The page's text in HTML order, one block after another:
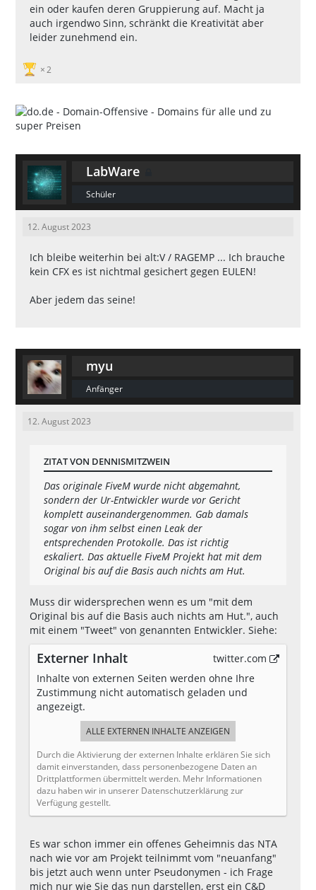
ein oder kaufen deren Gruppierung auf. Macht ja
auch irgendwo Sinn, schränkt die Kreativität aber
leider zunehmend ein.
2
LabWare
Schüler
12. August 2023
Ich bleibe weiterhin bei alt:V / RAGEMP ... Ich brauche
kein CFX es ist nichtmal gesichert gegen EULEN!
Aber jedem das seine!
myu
Anfänger
12. August 2023
ZITAT VON DENNISMITZWEIN
Das originale FiveM wurde nicht abgemahnt,
sondern der Ur-Entwickler wurde vor Gericht
komplett auseinandergenommen. Gab damals
sogar von ihm selbst einen Leak der
entsprechenden Protokolle. Das ist richtig
eskaliert. Das aktuelle FiveM Projekt hat mit dem
Original bis auf die Basis auch nichts am Hut.
Muss dir widersprechen wenn es um "mit dem
Original bis auf die Basis auch nichts am Hut.", auch
mit einem "Tweet" von genannten Entwickler. Siehe:
Externer Inhalt
twitter.com
Inhalte von externen Seiten werden ohne Ihre
Zustimmung nicht automatisch geladen und
angezeigt.
ALLE EXTERNEN INHALTE ANZEIGEN
Durch die Aktivierung der externen Inhalte erklären Sie sich
damit einverstanden, dass personenbezogene Daten an
Drittplattformen übermittelt werden. Mehr Informationen
dazu haben wir in unserer Datenschutzerklärung zur
Verfügung gestellt.
Es war schon immer ein offenes Geheimnis das NTA
nach wie vor am Projekt teilnimmt vom "neuanfang"
bis jetzt auch wenn unter Pseudonymen - ich Frage
mich nur wie Sie das nun darstellen, erst ein C&D